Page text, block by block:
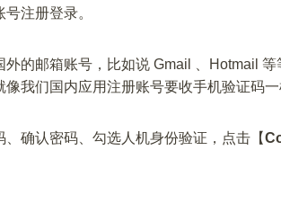
注册登录。
外的邮箱账号，比如说 Gmail 、Hotmail
我们国内应用注册账号要收手机验证码一
确认密码、勾选人机身份验证，点击【